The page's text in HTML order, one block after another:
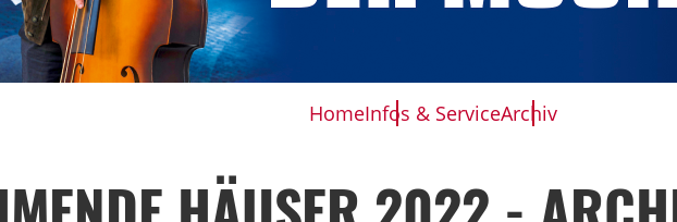
HomeInfos & ServiceArchiv